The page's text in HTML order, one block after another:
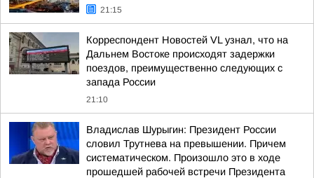
21:15
Корреспондент Новостей VL узнал, что на
Дальнем Востоке происходят задержки
поездов, преимущественно следующих с
запада России
21:10
Владислав Шурыгин: Президент России
словил Трутнева на превышении. Причем
систематическом. Произошло это в ходе
прошедшей рабочей встречи Президента